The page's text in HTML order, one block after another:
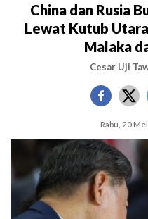
China dan Rusia
Lewat Kutub
Malaka
Cesar Uji
Rabu, 20